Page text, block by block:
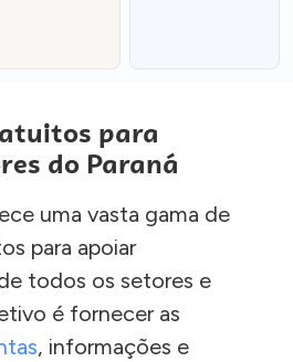
para
do Paraná
uma vasta gama de
para apoiar
todos os setores e
é fornecer as
, informações e